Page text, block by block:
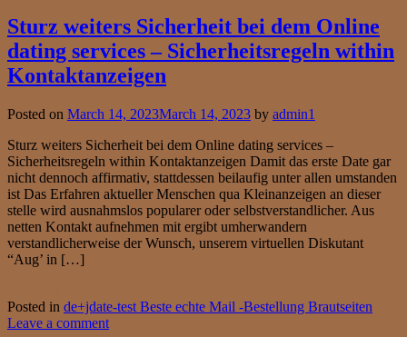
Sturz weiters Sicherheit bei dem Online
dating services – Sicherheitsregeln within
Kontaktanzeigen
Posted on March 14, 2023March 14, 2023 by admin1
Sturz weiters Sicherheit bei dem Online dating services –
Sicherheitsregeln within Kontaktanzeigen Damit das erste Date gar
nicht dennoch affirmativ, stattdessen beilaufig unter allen umstanden
ist Das Erfahren aktueller Menschen qua Kleinanzeigen an dieser
stelle wird ausnahmslos popularer oder selbstverstandlicher. Aus
netten Kontakt aufnehmen mit ergibt umherwandern
verstandlicherweise der Wunsch, unserem virtuellen Diskutant
“Aug’ in […]
Posted in de+jdate-test Beste echte Mail -Bestellung Brautseiten
Leave a comment